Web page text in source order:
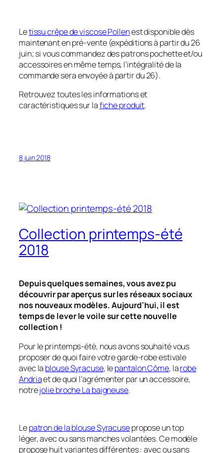
Letissu crêpe de viscose Pollenest disponible dès
maintenant en pré-vente (expéditions à partir du 26
juin; si vous commandez des patrons pochette et/ou
accessoires en même temps, l’intégralité de la
commande sera envoyée à partir du 26).
Retrouvez toutes les informations et
caractéristiques sur lafiche produit.
8 juin 2018
Collection printemps-été
2018
Depuis quelques semaines, vous avez pu
découvrir par aperçus sur les réseaux sociaux
nos nouveaux modèles. Aujourd’hui, il est
temps de lever le voile sur cette nouvelle
collection !
Pour le printemps-été, nous avons souhaité vous
proposer de quoi faire votre garde-robe estivale
avec la blouse Syracuse, lepantalon Côme, larobe
Andriaet de quoi l’agrémenter par un accessoire,
notrejolie broche La baigneuse.
Lepatron de la blouse Syracusepropose un top
léger, avec ou sans manches volantées. Ce modèle
propose huit variantes différentes : avec ou sans